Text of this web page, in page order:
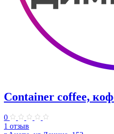
Container coffee,
0
1 отзыв